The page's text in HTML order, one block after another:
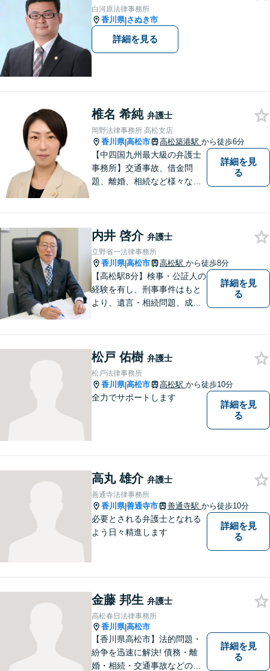
白河原法律事務所
香川県|さぬき市
詳細を見る
椎名 希純 弁護士
岡野法律事務所 高松支店
香川県|高松市 高松築港駅 から徒歩6分
【中四国九州最大級の弁護士
事務所】交通事故、借金問
題、離婚、相続など様々な問
い！
詳細を見
る
内井 啓介 弁護士
立野省一法律事務所
香川県|高松市 高松駅 から徒歩8分
【高松駅8分】検事・公証人の
経験を有し、刑事事件はもと
より、遺言・相続問題、成年
扱うほか、一般民事事件も取
り扱っております。
詳細を見
る
松戸 佑樹 弁護士
松戸法律事務所
香川県|高松市 高松駅 から徒歩10分
全力でサポートします
詳細を見
る
高丸 雄介 弁護士
善通寺法律事務所
香川県|善通寺市 善通寺駅 から徒歩10分
必要とされる弁護士となれる
よう日々精進します
詳細を見
る
金藤 邦生 弁護士
高松春日法律事務所
香川県|高松市
【香川県高松市】法的問題・
紛争を迅速に解決! 債務・離
婚・相続・交通事故などの問
詳細を見
る